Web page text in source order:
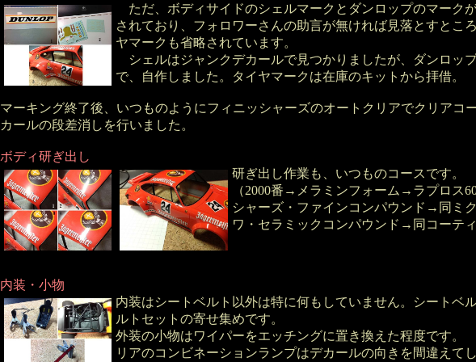
ただ、ボディサイドのシェルマークとダンロップのマーク
されており、フォロワーさんの助言が無ければ見落とすとこ
ヤマークも省略されています。
シェルはジャンクデカールで見つかりましたが、ダンロッ
で、自作しました。タイヤマークは在庫のキットから拝借。
マーキング終了後、いつものようにフィニッシャーズのオートクリアでクリアコ
カールの段差消しを行いました。
ボディ研ぎ出し
研ぎ出し作業も、いつものコースです。
（2000番→メラミンフォーム→ラプロス
シャーズ・ファインコンパウンド→同ミ
ワ・セラミックコンパウンド→同コーティ
内装・小物
内装はシートベルト以外は特に何もしていません。シートベ
ルトセットの寄せ集めです。
外装の小物はワイパーをエッチングに置き換えた程度です。
リアのコンビネーションランプはデカールの向きを間違えて